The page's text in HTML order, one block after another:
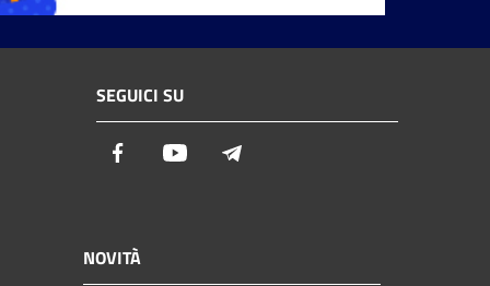
SEGUICI SU
Facebook Youtube
NOVITÀ